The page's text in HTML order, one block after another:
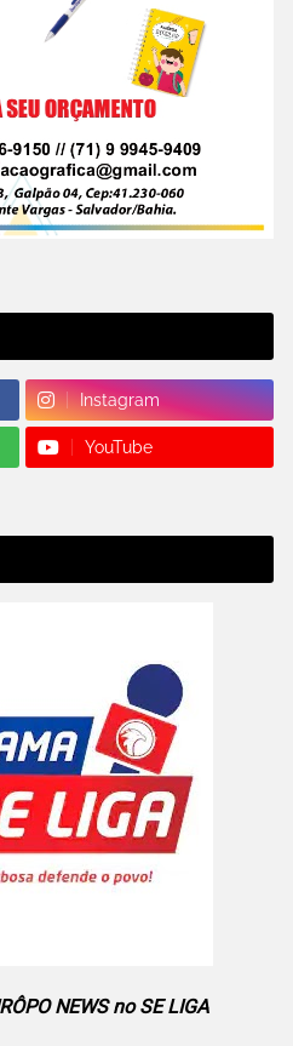
Instagram
YouTube
NEWS no SE LIGA